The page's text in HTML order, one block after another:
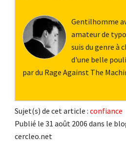
Gentilhomme
amateur de
suis du genre à
d'une belle
par du Rage Against The
Sujet(s) de cet article : confiance
Publié le 31 août 2006 dans le
cercleo.net